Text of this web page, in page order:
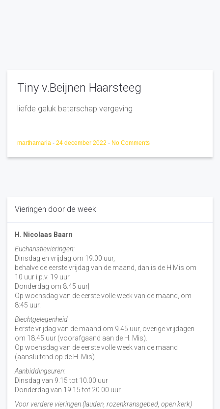
Tiny v.Beijnen Haarsteeg
liefde geluk beterschap vergeving
marthamaria - 24 december 2022 - No Comments
Vieringen door de week
H. Nicolaas Baarn
Eucharistievieringen:
Dinsdag en vrijdag om 19.00 uur,
behalve de eerste vrijdag van de maand, dan is de H Mis om
10 uur i.p.v. 19 uur
Donderdag om 8.45 uur|
Op woensdag van de eerste volle week van de maand, om
8:45 uur.
Biechtgelegenheid
Eerste vrijdag van de maand om 9.45 uur, overige vrijdagen
om 18.45 uur (voorafgaand aan de H. Mis).
Op woensdag van de eerste volle week van de maand
(aansluitend op de H. Mis)
Aanbiddingsuren:
Dinsdag van 9.15 tot 10.00 uur
Donderdag van 19.15 tot 20.00 uur
Voor verdere vieringen (lauden, rozenkransgebed, open kerk)